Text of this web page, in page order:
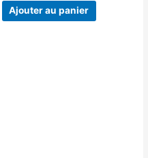
Ajouter au panier